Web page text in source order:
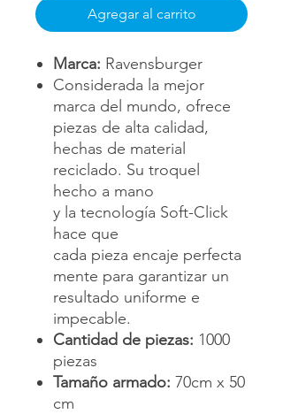
Agregar al carrito
Marca: Ravensburger
Considerada la mejor
marca del mundo, ofrece
piezas de alta calidad,
hechas de material
reciclado. Su troquel
hecho a mano
y la tecnología Soft-Click
hace que
cada pieza encaje perfecta
mente para garantizar un
resultado uniforme e
impecable.
Cantidad de piezas: 1000
piezas
Tamaño armado: 70cm x 50
cm